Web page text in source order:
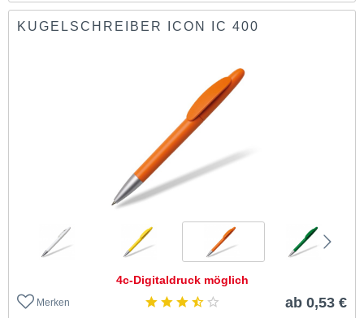
KUGELSCHREIBER ICON IC 400
4c-Digitaldruck möglich
Merken ab 0,53 €